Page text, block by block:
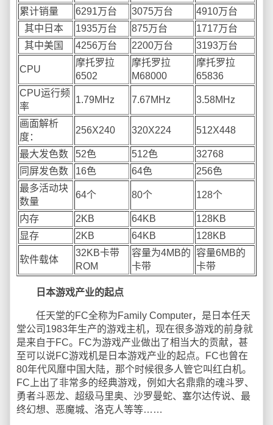
累计销量
6291万台 3075万台
4910万台
其中日本
1935万台 875万台
1717万台
其中美国
4256万台 2200万台 3193万台
CPU
摩托罗拉
6502
摩托罗拉
M68000
摩托罗拉
65836
CPU运行频
率
1.79MHz 7.67MHz 3.58MHz
画面解析
度：
256X240 320X224 512X448
最大发色数 52色 512色
32768
同屏发色数
16色 64色
256色
最多活动块
数量
64个 80个 128个
内存 2KB 64KB
128KB
显存
2KB 64KB 128KB
软件载体
32KB卡带
ROM
容量为4MB的
卡带
容量6MB的
卡带
日本游戏产业的起点
任天堂的FC全称为Family Computer，是日本任天
堂公司1983年生产的游戏主机，现在很多游戏的前身就
是来自于FC。FC为游戏产业做出了相当大的贡献，甚
至可以说FC游戏机是日本游戏产业的起点。FC也曾在
80年代风靡中国大陆，那个时候很多人管它叫红白机。
FC上出了非常多的经典游戏，例如大名鼎鼎的魂斗罗、
勇者斗恶龙、超级马里奥、沙罗曼蛇、塞尔达传说、最
终幻想、恶魔城、洛克人等等……